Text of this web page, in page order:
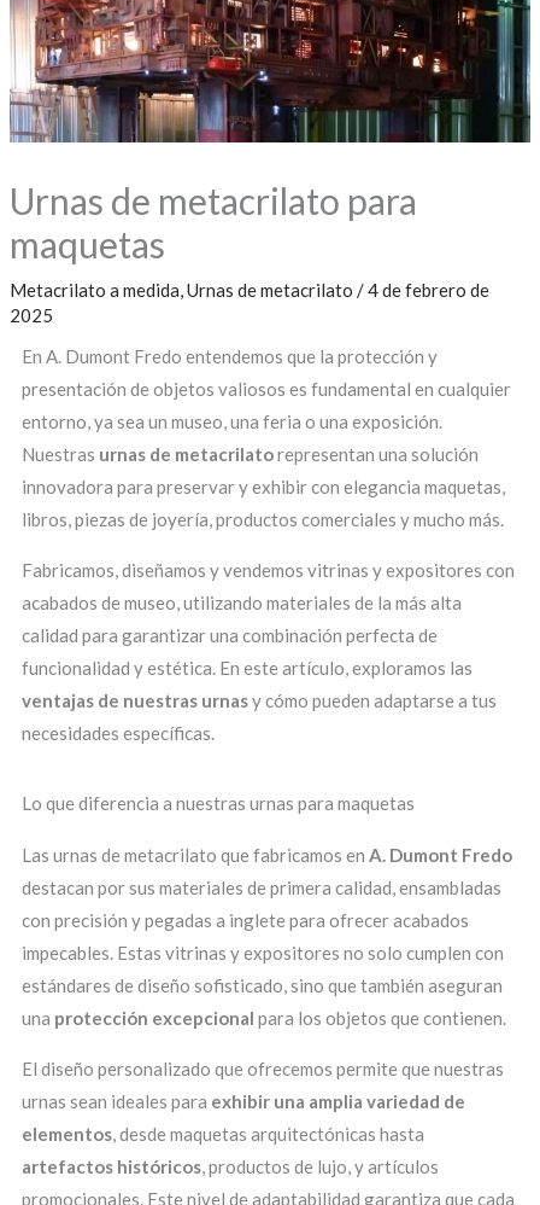
Urnas de metacrilato para
maquetas
Metacrilato a medida,Urnas de metacrilato /4 de febrero de
2025
En A. Dumont Fredo entendemos que la protección y
presentación de objetos valiosos es fundamental en cualquier
entorno, ya sea un museo, una feria o una exposición.
Nuestras urnas de metacrilatorepresentan una solución
innovadora para preservar y exhibir con elegancia maquetas,
libros, piezas de joyería, productos comerciales y mucho más.
Fabricamos, diseñamos y vendemos vitrinas y expositores con
acabados de museo, utilizando materiales de la más alta
calidad para garantizar una combinación perfecta de
funcionalidad y estética. En este artículo, exploramos las
ventajas de nuestras urnasy cómo pueden adaptarse a tus
necesidades específicas.
Lo que diferencia a nuestras urnas para maquetas
Las urnas de metacrilato que fabricamos enA. Dumont Fredo
destacan por sus materiales de primera calidad, ensambladas
con precisión y pegadas a inglete para ofrecer acabados
impecables. Estas vitrinas y expositores no solo cumplen con
estándares de diseño sofisticado, sino que también aseguran
una protección excepcional para los objetos que contienen.
El diseño personalizado que ofrecemos permite que nuestras
urnas sean ideales para exhibir una amplia variedad de
elementos, desde maquetas arquitectónicas hasta
artefactos históricos, productos de lujo, y artículos
promocionales. Este nivel de adaptabilidad garantiza que cada